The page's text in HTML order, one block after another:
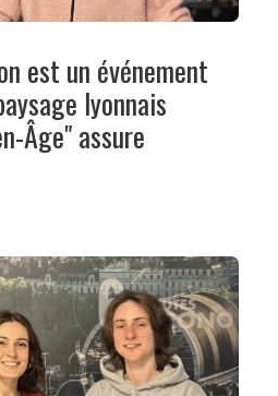
est un événement
lyonnais
Âge" assure